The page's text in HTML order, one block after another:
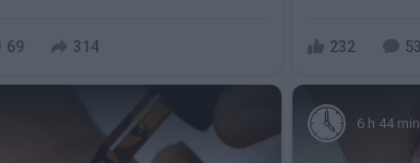
69 314 232 53
6 h 44 min